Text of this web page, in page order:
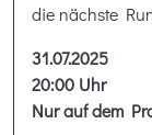
die nächste
31.07.2025
20:00 Uhr
Nur auf dem